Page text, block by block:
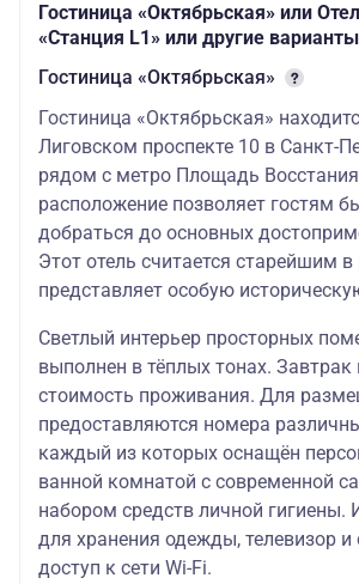
Гостиница «Октябрьская» или
«Станция L1» или другие варианты
Гостиница «Октябрьская»
Гостиница «Октябрьская»
Лиговском проспекте 10 в Санкт-
рядом с метро Площадь
расположение позволяет гостям
добраться до основных
Этот отель считается старейшим в
представляет особую
Светлый интерьер просторных
выполнен в тёплых тонах. Завтрак
стоимость проживания. Для
предоставляются номера
каждый из которых оснащён
ванной комнатой с современной
набором средств личной гигиены.
для хранения одежды, телевизор
доступ к сети Wi-Fi.